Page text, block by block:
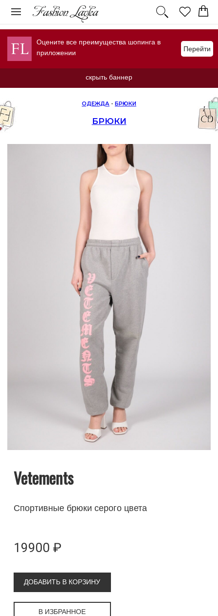
Оцените все преимущества шопинга в
приложении
Перейти
скрыть баннер
ОДЕЖДА - БРЮКИ
БРЮКИ
Vetements
Спортивные брюки серого цвета
19900 ₽
ДОБАВИТЬ В КОРЗИНУ
В ИЗБРАННОЕ